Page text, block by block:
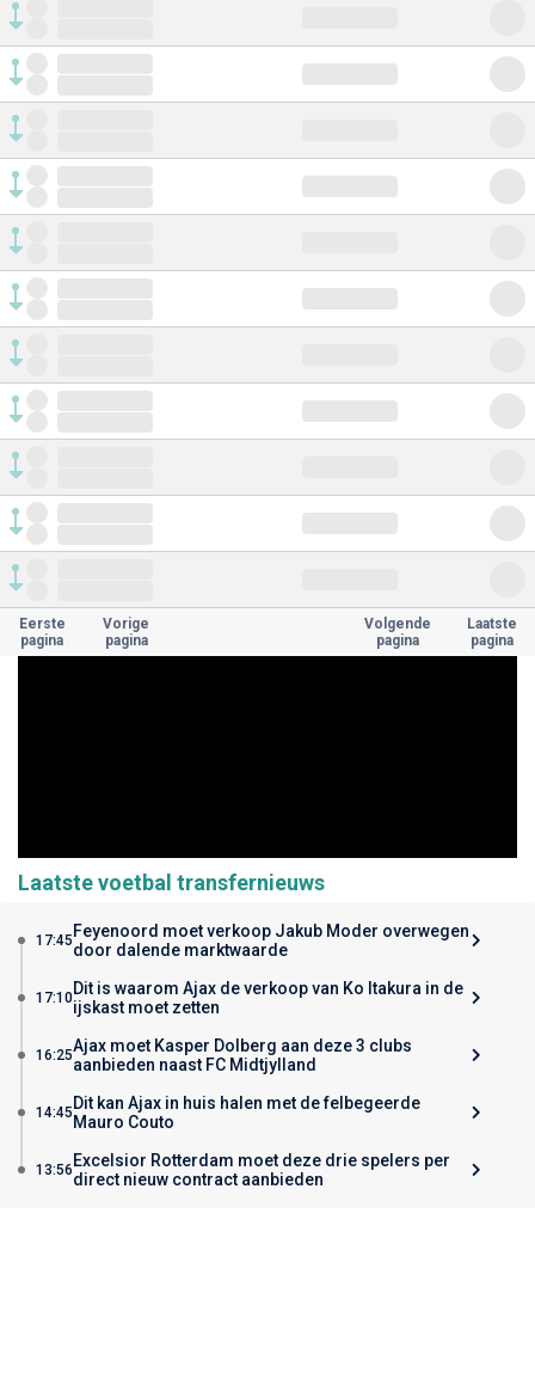
Eerste
pagina
Vorige
pagina
Volgende
pagina
Laatste
pagina
Laatste voetbal transfernieuws
17:45 Feyenoord moet verkoop Jakub Moder overwegen
door dalende marktwaarde
17:10Dit is waarom Ajax de verkoop van Ko Itakura in de
ijskast moet zetten
16:25Ajax moet Kasper Dolberg aan deze 3 clubs
aanbieden naast FC Midtjylland
14:45 Dit kan Ajax in huis halen met de felbegeerde
Mauro Couto
13:56 Excelsior Rotterdam moet deze drie spelers per
direct nieuw contract aanbieden